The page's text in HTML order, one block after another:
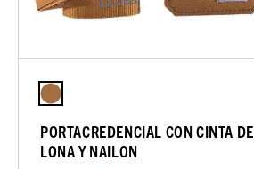
PORTACREDENCIAL CON CINTA DE
LONA Y NAILON